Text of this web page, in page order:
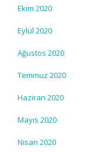
Ekim 2020
Eylül 2020
Ağustos 2020
Temmuz 2020
Haziran 2020
Mayıs 2020
Nisan 2020